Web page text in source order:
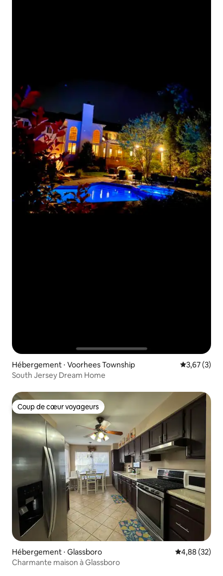
Hébergement ⋅ Voorhees Township Évaluation
3,67 (3)
South Jersey Dream Home
Coup de cœur voyageurs
Coup de cœur voyageurs
Hébergement ⋅ Glassboro Évaluation
4,88 (32)
Charmante maison à Glassboro